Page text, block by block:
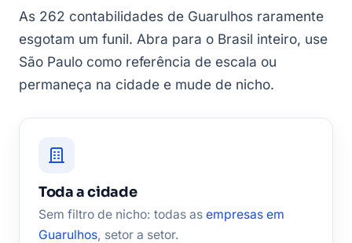
As 262 contabilidades de Guarulhos raramente
esgotam um funil. Abra para o Brasil inteiro, use
São Paulo como referência de escala ou
permaneça na cidade e mude de nicho.
Toda a cidade
Sem filtro de nicho: todas as empresas em
Guarulhos, setor a setor.